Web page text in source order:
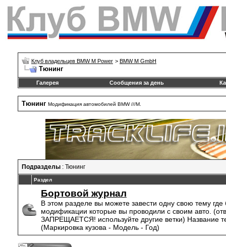
Клуб владельцев BMW M Power > BMW M GmbH
Тюнинг
Галерея Сообщения за день
Тюнинг Модификация автомобилей BMW ///M.
Подразделы : Тюнинг
Раздел
Бортовой журнал
В этом разделе вы можете завести одну свою тему где
модификации которые вы проводили с своим авто.
ЗАПРЕЩАЕТСЯ! используйте другие ветки) Название
(Маркировка кузова - Модель - Год)